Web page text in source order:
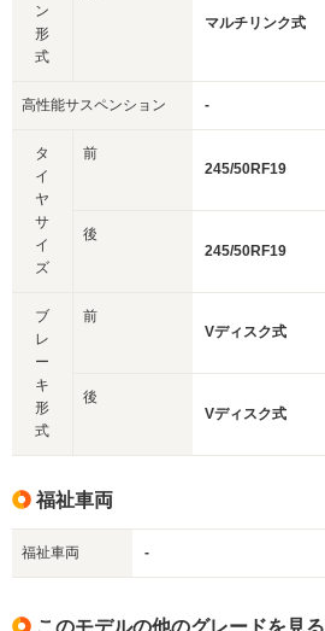
ン
形
式
マルチリンク式
高性能サスペンション -
タ
イ
ヤ
サ
イ
ズ
前
245/50RF19
後
245/50RF19
ブ
レ
ー
キ
形
式
前
Vディスク式
後
Vディスク式
福祉車両
福祉車両 -
このモデルの他のグレードを見る